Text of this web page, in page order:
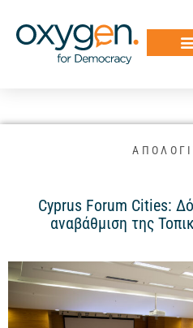
στο
περιεχόμενο
Cyprus Forum Cities:
αναβάθμιση της